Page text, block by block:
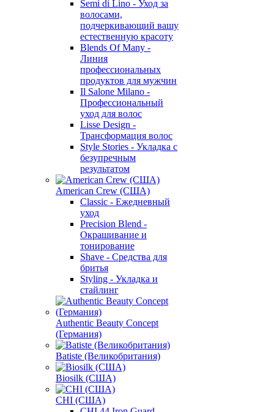
Semi di Lino - Уход за
волосами,
подчеркивающий вашу
естественную красоту
Blends Of Many -
Линия
профессиональных
продуктов для мужчин
Il Salone Milano -
Профессиональный
уход для волос
Lisse Design -
Трансформация волос
Style Stories - Укладка с
безупречным
результатом
American Crew (США)
Classic - Ежедневный
уход
Precision Blend -
Окрашивание и
тонирование
Shave - Средства для
бритья
Styling - Укладка и
стайлинг
Authentic Beauty Concept
(Германия)
Batiste (Великобритания)
Biosilk (США)
CHI (США)